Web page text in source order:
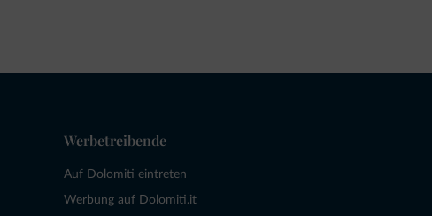
Werbetreibende
Auf Dolomiti eintreten
Werbung auf Dolomiti.it